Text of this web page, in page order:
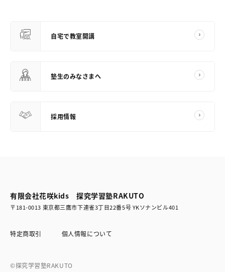
自宅で教室開講
塾生のみなさまへ
採用情報
有限会社花咲kids 探究学習塾RAKUTO
〒181-0013 東京都三鷹市下連雀3丁目22番5号 YKソナンビル401
特定商取引 個人情報について
©探究学習塾RAKUTO